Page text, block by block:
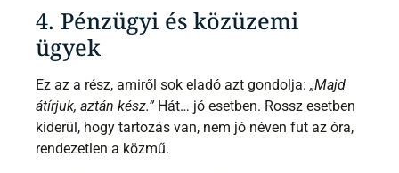
4. Pénzügyi és közüzemi
ügyek
Ez az a rész, amiről sok eladó azt gondolja: „Majd
átírjuk, aztán kész.”Hát… jó esetben. Rossz esetben
kiderül, hogy tartozás van, nem jó néven fut az óra,
rendezetlen a közmű.